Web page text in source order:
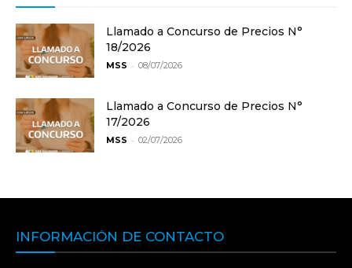
Llamado a Concurso de Precios N°
18/2026
MSS - 08/07/2026
Llamado a Concurso de Precios N°
17/2026
MSS - 02/07/2026
INFORMACIÓN DE CONTACTO